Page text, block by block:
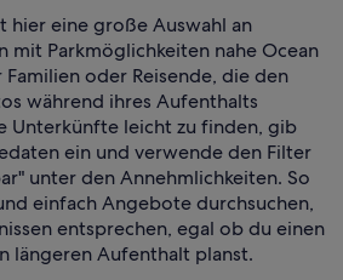
hier eine große Auswahl an
mit Parkmöglichkeiten nahe Ocean
oder Reisende, die den
während ihres Aufenthalts
Unterkünfte leicht zu finden, gib
ein und verwende den Filter
unter den Annehmlichkeiten. So
einfach Angebote durchsuchen,
entsprechen, egal ob du einen
längeren Aufenthalt planst.